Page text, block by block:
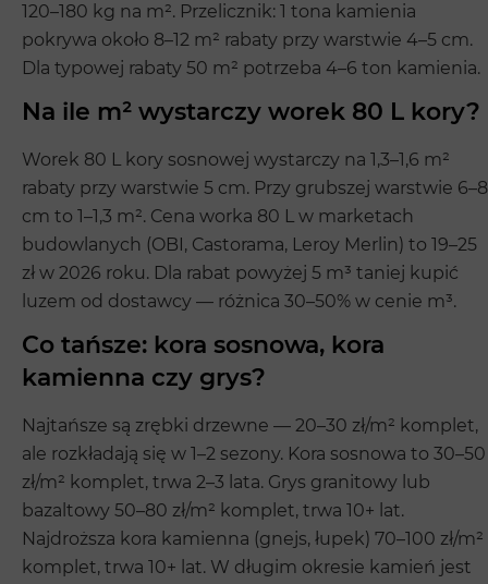
120–180 kg na m². Przelicznik: 1 tona kamienia
pokrywa około 8–12 m² rabaty przy warstwie 4–5 cm.
Dla typowej rabaty 50 m² potrzeba 4–6 ton kamienia.
Na ile m² wystarczy worek 80 L kory?
Worek 80 L kory sosnowej wystarczy na 1,3–1,6 m²
rabaty przy warstwie 5 cm. Przy grubszej warstwie 6–8
cm to 1–1,3 m². Cena worka 80 L w marketach
budowlanych (OBI, Castorama, Leroy Merlin) to 19–25
zł w 2026 roku. Dla rabat powyżej 5 m³ taniej kupić
luzem od dostawcy — różnica 30–50% w cenie m³.
Co tańsze: kora sosnowa, kora
kamienna czy grys?
Najtańsze są zrębki drzewne — 20–30 zł/m² komplet,
ale rozkładają się w 1–2 sezony. Kora sosnowa to 30–50
zł/m² komplet, trwa 2–3 lata. Grys granitowy lub
bazaltowy 50–80 zł/m² komplet, trwa 10+ lat.
Najdroższa kora kamienna (gnejs, łupek) 70–100 zł/m²
komplet, trwa 10+ lat. W długim okresie kamień jest